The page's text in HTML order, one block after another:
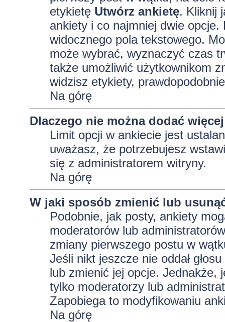
etykietę Utwórz ankietę. Kliknij
ankiety i co najmniej dwie
widocznego pola tekstowego.
może wybrać, wyznaczyć czas
także umożliwić użytkownikom
widzisz etykiety,
Na górę
Dlaczego nie można dodać
Limit opcji w ankiecie jest
uważasz, że potrzebujesz
się z administratorem witryny.
Na górę
W jaki sposób zmienić lub
Podobnie, jak posty, ankiety
moderatorów lub
zmiany pierwszego postu w
Jeśli nikt jeszcze nie oddał
lub zmienić jej opcje. Jednakże,
tylko moderatorzy lub
Zapobiega to modyfikowaniu
Na górę